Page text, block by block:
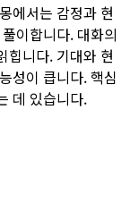
에서는 감정과 현
이합니다. 대화의
힙니다. 기대와 현
성이 큽니다. 핵심
데 있습니다.